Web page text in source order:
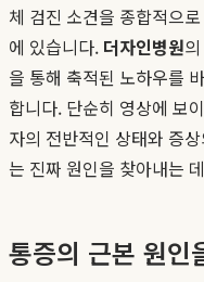
체 검진 소견을 종합적으
에 있습니다. 더자인병원
을 통해 축적된 노하우를
합니다. 단순히 영상에 보
자의 전반적인 상태와 증
는 진짜 원인을 찾아내는
통증의 근본 원인